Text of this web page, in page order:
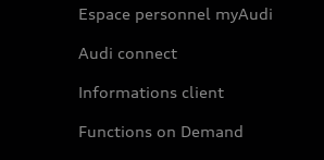
Espace personnel myAudi
Audi connect
Informations client
Functions on Demand